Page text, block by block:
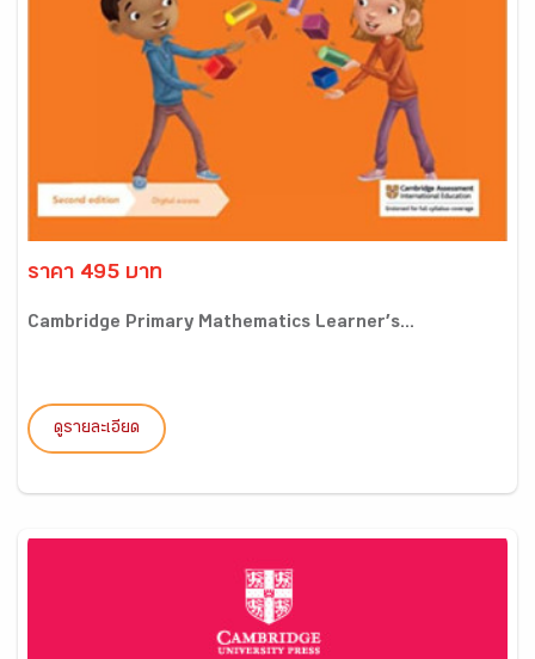
ราคา 495 บาท
Cambridge Primary Mathematics Learner’s...
ดูรายละเอียด